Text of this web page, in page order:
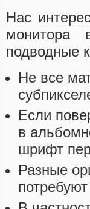
Нас
монитора
подводные
Не все
Если
в
шрифт
Разные